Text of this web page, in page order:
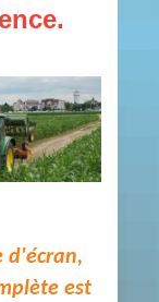
d'écran,
est